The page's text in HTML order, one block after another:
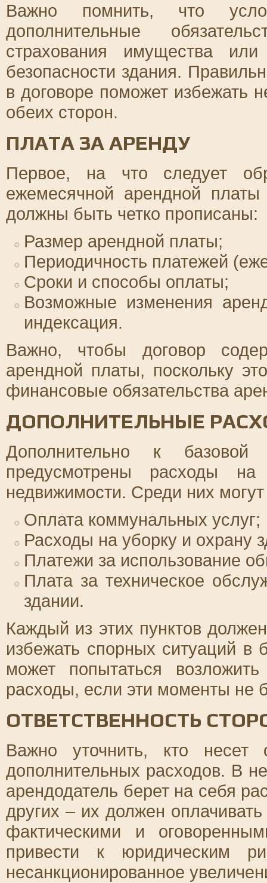
Важно помнить, что
дополнительные
страхования имущества
безопасности здания.
в договоре поможет избежать
обеих сторон.
ПЛАТА ЗА АРЕНДУ
Первое, на что следует
ежемесячной арендной
должны быть четко прописаны:
Размер арендной платы;
Периодичность платежей
Сроки и способы оплаты;
Возможные изменения
индексация.
Важно, чтобы договор
арендной платы, поскольку
финансовые обязательства
ДОПОЛНИТЕЛЬНЫЕ
Дополнительно к
предусмотрены расходы
недвижимости. Среди них
Оплата коммунальных услуг;
Расходы на уборку и охрану
Платежи за использование
Плата за техническое
здании.
Каждый из этих пунктов
избежать спорных ситуаций
может попытаться
расходы, если эти моменты не
ОТВЕТСТВЕННОСТЬ
Важно уточнить, кто несет
дополнительных расходов. В
арендодатель берет на себя
других – их должен
фактическими и
привести к юридическим
несанкционированное